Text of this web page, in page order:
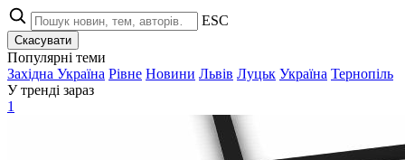
ESC
Скасувати
Популярні теми
Західна Україна Рівне Новини Львів Луцьк Україна Тернопіль
У тренді зараз
1